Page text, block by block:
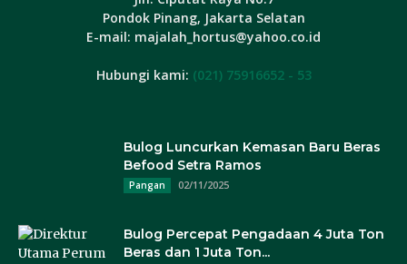
Pondok Pinang, Jakarta Selatan
E-mail: majalah_hortus@yahoo.co.id
Hubungi kami: (021) 75916652 - 53
Bulog Luncurkan Kemasan Baru Beras
Befood Setra Ramos
Pangan 02/11/2025
Bulog Percepat Pengadaan 4 Juta Ton
Beras dan 1 Juta Ton...